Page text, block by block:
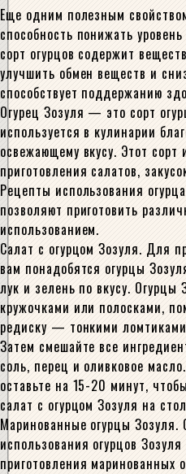
Еще одним полезным
способность понижать
сорт огурцов содержит
улучшить обмен веществ и
способствует поддержанию
Огурец Зозуля — это сорт
используется в кулинарии
освежающему вкусу. Этот
приготовления салатов,
Рецепты использования
позволяют приготовить
использованием.
Салат с огурцом Зозуля. Для
вам понадобятся огурцы
лук и зелень по вкусу. Огурцы
кружочками или полосками,
редиску — тонкими
Затем смешайте все
соль, перец и оливковое
оставьте на 15-20 минут,
салат с огурцом Зозуля на
Маринованные огурцы
использования огурцов
приготовления маринованных